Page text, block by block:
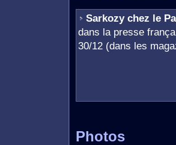
Sarkozy chez le
dans la presse
30/12 (dans les
Photos